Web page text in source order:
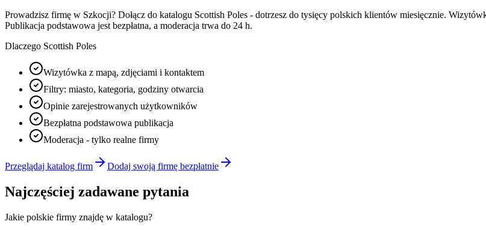
Prowadzisz firmę w Szkocji? Dołącz do katalogu Scottish Poles - dotrzesz do tysięcy polskich klientów miesięcznie.
Publikacja podstawowa jest bezpłatna, a moderacja trwa do 24 h.
Dlaczego Scottish Poles
Wizytówka z mapą, zdjęciami i kontaktem
Filtry: miasto, kategoria, godziny otwarcia
Opinie zarejestrowanych użytkowników
Bezpłatna podstawowa publikacja
Moderacja - tylko realne firmy
Przeglądaj katalog firm Dodaj swoją firmę bezpłatnie
Najczęściej zadawane pytania
Jakie polskie firmy znajdę w katalogu?